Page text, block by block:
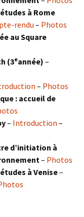
à Rome
rendu – Photos
au Square
(3eannée) –
– Photos
: accueil de
– Introduction –
d’initiation à
– Photos
à Venise–